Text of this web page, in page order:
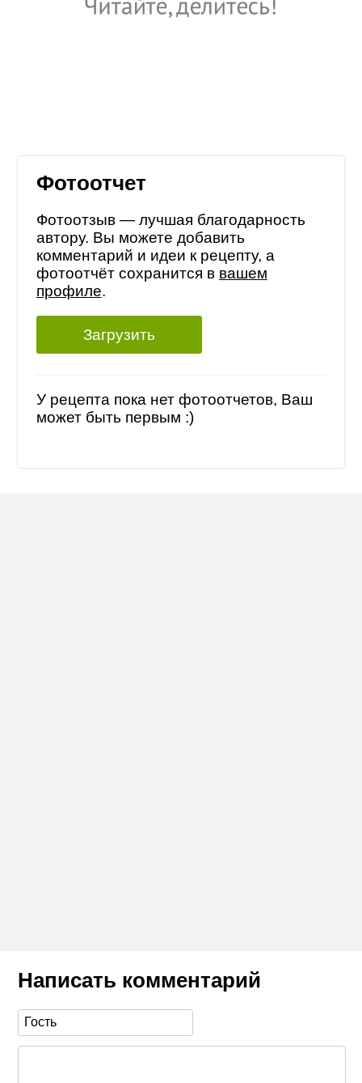
Фотоотчет
Фотоотзыв — лучшая благодарность
автору. Вы можете добавить
комментарий и идеи к рецепту, а
фотоотчёт сохранится в вашем
профиле.
Загрузить
У рецепта пока нет фотоотчетов, Ваш
может быть первым :)
Написать комментарий